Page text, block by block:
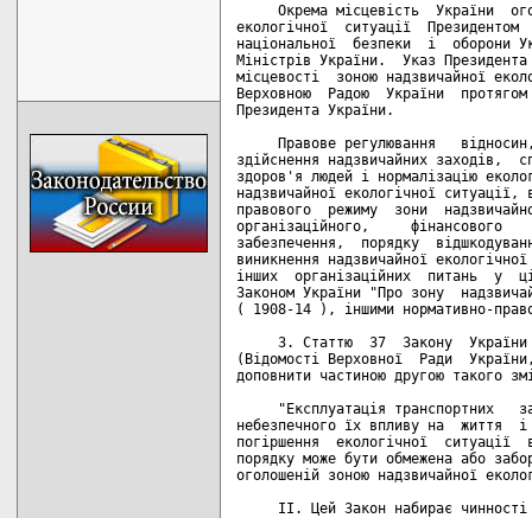
Окрема місцевість  України
екологічної  ситуації
національної  безпеки  і  оборони
Міністрів України.  Указ
місцевості  зоною надзвичайної
Верховною  Радою  України
Президента України.
Правове регулювання
здійснення надзвичайних заходів,
здоров'я людей і нормалізацію
надзвичайної екологічної ситуації,
правового  режиму  зони
організаційного,     фінансового
забезпечення,  порядку
виникнення надзвичайної
інших  організаційних  питань  у
Законом України "Про зону
( 1908-14 ), іншими нормативно-
3. Статтю  37  Закону
(Відомості Верховної  Ради
доповнити частиною другою такого
"Експлуатація транспортних
небезпечного їх впливу на  життя
погіршення  екологічної  ситуації
порядку може бути обмежена або
оголошеній зоною надзвичайної
II. Цей Закон набирає